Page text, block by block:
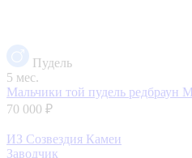
Пудель
5 мес.
Мальчики той пудель редбраун
70 000 ₽
ИЗ Созвездия Камеи
Заводчик